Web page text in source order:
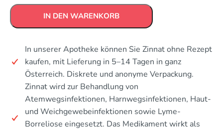
IN DEN WARENKORB
In unserer Apotheke können Sie Zinnat ohne Rezept
kaufen, mit Lieferung in 5–14 Tagen in ganz
Österreich. Diskrete und anonyme Verpackung.
Zinnat wird zur Behandlung von
Atemwegsinfektionen, Harnwegsinfektionen, Haut-
und Weichgewebeinfektionen sowie Lyme-
Borreliose eingesetzt. Das Medikament wirkt als